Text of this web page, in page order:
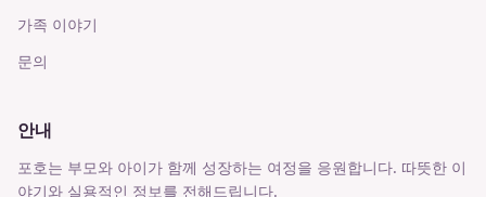
가족 이야기
문의
안내
포호는 부모와 아이가 함께 성장하는 여정을 응원합니다. 따뜻한 이
야기와 실용적인 정보를 전해드립니다.